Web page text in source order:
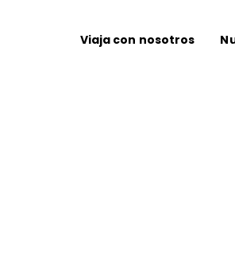
Viaja con nosotros